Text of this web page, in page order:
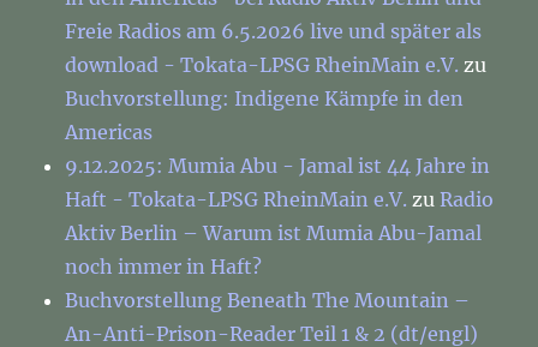
Freie Radios am 6.5.2026 live und später als
download - Tokata-LPSG RheinMain e.V. zu
Buchvorstellung: Indigene Kämpfe in den
Americas
9.12.2025: Mumia Abu - Jamal ist 44 Jahre in
Haft - Tokata-LPSG RheinMain e.V. zuRadio
Aktiv Berlin – Warum ist Mumia Abu-Jamal
noch immer in Haft?
Buchvorstellung Beneath The Mountain –
An-Anti-Prison-Reader Teil 1 & 2 (dt/engl)